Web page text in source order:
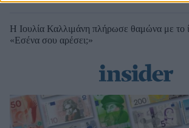
Η Ιουλία Καλλιμάνη πλήρωσε θαμώνα με το
«Εσένα σου αρέσει;»